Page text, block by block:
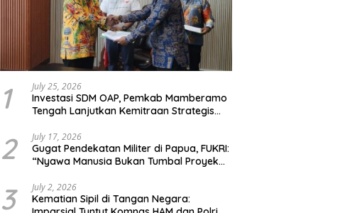
1 July 25, 2026
Investasi SDM OAP, Pemkab Mamberamo
Tengah Lanjutkan Kemitraan Strategis
2 July 17, 2026
Gugat Pendekatan Militer di Papua, FUKRI:
“Nyawa Manusia Bukan Tumbal Proyek
3 July 2, 2026
Kematian Sipil di Tangan Negara: